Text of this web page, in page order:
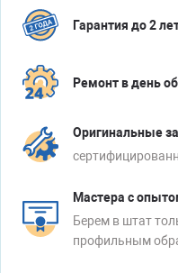
Гарантия до 2
Ремонт в день
Оригинальные
Мастера с
Берем в штат
профильным